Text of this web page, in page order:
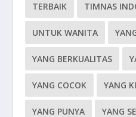
TERBAIK TIMNAS
UNTUK WANITA
YANG BERKUALITAS
YANG COCOK YANG
YANG PUNYA YANG